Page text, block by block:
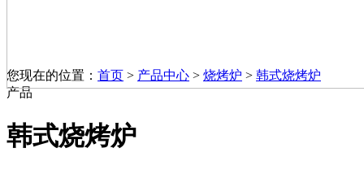
您现在的位置： 首页 > 产品中心 > 烧烤炉 > 韩式烧烤炉
产品
韩式烧烤炉